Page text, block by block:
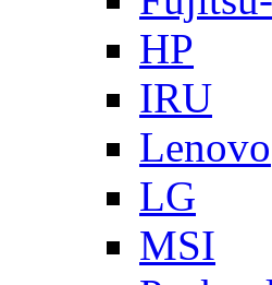
HP
IRU
Lenovo
LG
MSI